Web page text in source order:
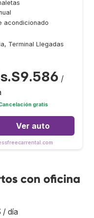
acondicionado
Terminal Llegadas
/
gratis
Ver auto
con oficina
/ día